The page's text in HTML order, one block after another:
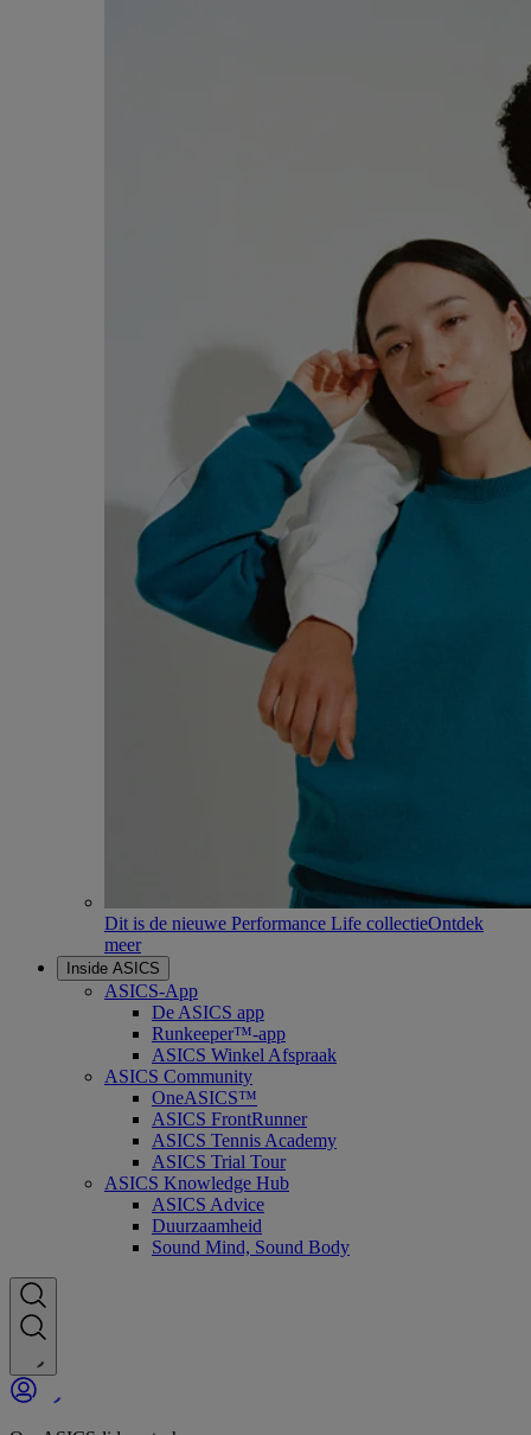
Dit is de nieuwe Performance Life collectieOntdek
meer
Inside ASICS
ASICS-App
De ASICS app
Runkeeper™-app
ASICS Winkel Afspraak
ASICS Community
OneASICS™
ASICS FrontRunner
ASICS Tennis Academy
ASICS Trial Tour
ASICS Knowledge Hub
ASICS Advice
Duurzaamheid
Sound Mind, Sound Body